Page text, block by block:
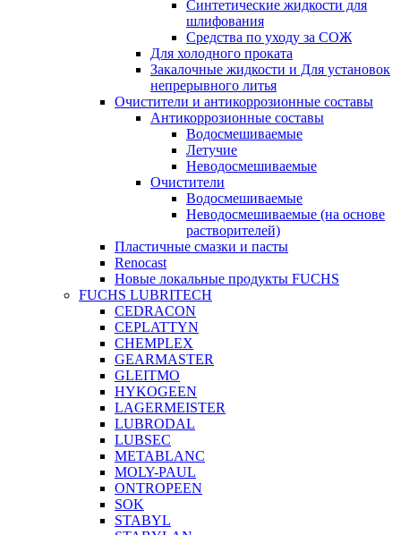
Синтетические жидкости для
шлифования
Средства по уходу за СОЖ
Для холодного проката
Закалочные жидкости и Для установок
непрерывного литья
Очистители и антикоррозионные составы
Антикоррозионные составы
Водосмешиваемые
Летучие
Неводосмешиваемые
Очистители
Водосмешиваемые
Неводосмешиваемые (на основе
растворителей)
Пластичные смазки и пасты
Renocast
Новые локальные продукты FUCHS
FUCHS LUBRITECH
CEDRACON
CEPLATTYN
CHEMPLEX
GEARMASTER
GLEITMO
HYKOGEEN
LAGERMEISTER
LUBRODAL
LUBSEC
METABLANC
MOLY-PAUL
ONTROPEEN
SOK
STABYL